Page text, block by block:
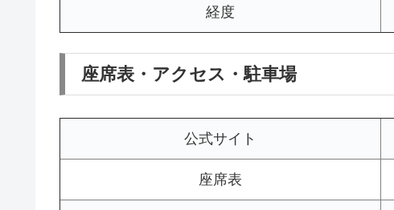
経度
座席表・アクセス・駐車場
公式サイト
座席表